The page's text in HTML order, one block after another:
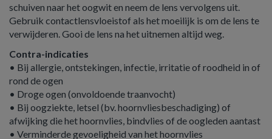
schuiven naar het oogwit en neem de lens vervolgens uit.
Gebruik contactlensvloeistof als het moeilijk is om de lens te
verwijderen. Gooi de lens na het uitnemen altijd weg.
Contra-indicaties
• Bij allergie, ontstekingen, infectie, irritatie of roodheid in of
rond de ogen
• Droge ogen (onvoldoende traanvocht)
• Bij oogziekte, letsel (bv. hoornvliesbeschadiging) of
afwijking die het hoornvlies, bindvlies of de oogleden aantast
• Verminderde gevoeligheid van het hoornvlies